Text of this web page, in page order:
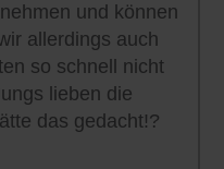
und können
allerdings auch
so schnell nicht
lieben die
das gedacht!?